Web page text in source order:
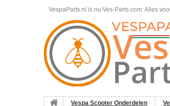
VespaParts.nl is nu Ves-Parts.com: Alles
Vespa Scooter Onderdelen